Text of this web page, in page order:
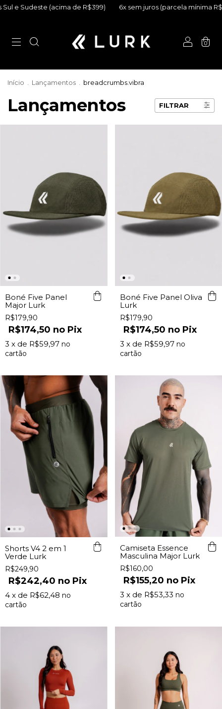
de R$399) 6x sem juros (parcela mínima R$50) Frete Grátis
0
Início Lançamentos breadcrumbs.vibra
Lançamentos FILTRAR
Boné Five Panel
Major Lurk
R$179,90
R$174,50 Pix
3 x de R$59,97
Boné Five Panel Oliva
Lurk
R$179,90
R$174,50 Pix
3 x de R$59,97
Shorts V4 2 em 1
Verde Lurk
R$249,90
R$242,40 Pix
4 x de R$62,48
Camiseta Essence
Masculina Major Lurk
R$160,00
R$155,20 Pix
3 x de R$53,33